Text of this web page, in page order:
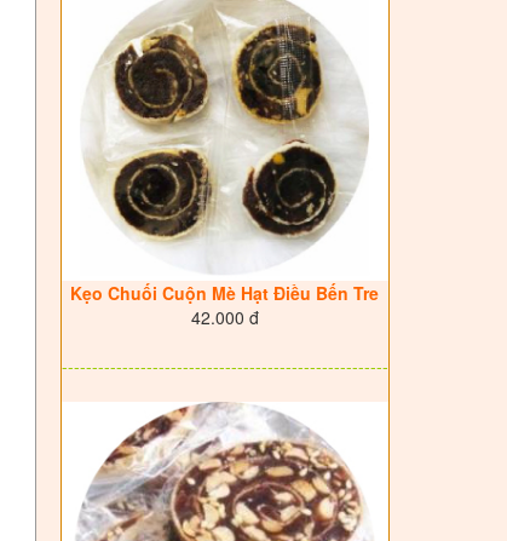
Kẹo Chuối Cuộn Mè Hạt Điều Bến Tre
42.000 đ
------------------------------------------------------